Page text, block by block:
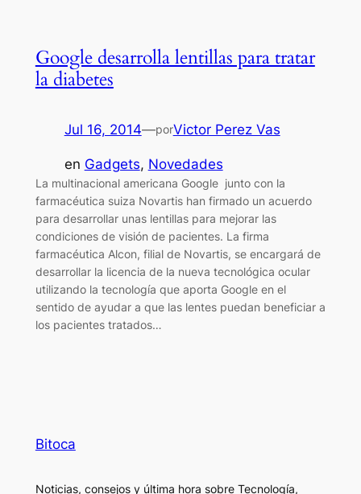
Google desarrolla lentillas para tratar
la diabetes
Jul 16, 2014—porVictor Perez Vas
en Gadgets, Novedades
La multinacional americana Google junto con la
farmacéutica suiza Novartis han firmado un acuerdo
para desarrollar unas lentillas para mejorar las
condiciones de visión de pacientes. La firma
farmacéutica Alcon, filial de Novartis, se encargará de
desarrollar la licencia de la nueva tecnológica ocular
utilizando la tecnología que aporta Google en el
sentido de ayudar a que las lentes puedan beneficiar a
los pacientes tratados…
Bitoca
Noticias, consejos y última hora sobre Tecnología,